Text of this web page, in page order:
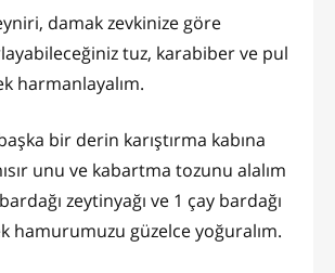
damak zevkinize göre
tuz, karabiber ve pul
harmanlayalım.
bir derin karıştırma kabına
unu ve kabartma tozunu alalım
zeytinyağı ve 1 çay bardağı
hamurumuzu güzelce yoğuralım.